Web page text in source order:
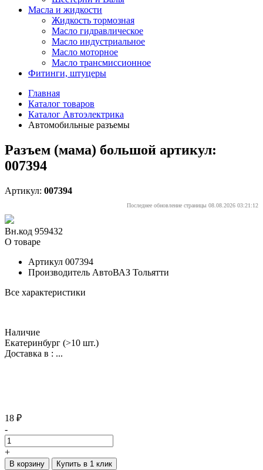
Масла и жидкости
Жидкость тормозная
Масло гидравлическое
Масло индустриальное
Масло моторное
Масло трансмиссионное
Фитинги, штуцеры
Главная
Каталог товаров
Каталог Автоэлектрика
Автомобильные разъемы
Разъем (мама) большой артикул:
007394
Артикул: 007394
Последнее обновление страницы 08.08.2026 03:21:12
Вн.код 959432
О товаре
Артикул 007394
Производитель АвтоВАЗ Тольятти
Все характеристики
Наличие
Екатеринбург (>10 шт.)
Доставка в : ...
18 ₽
-
+
В корзину Купить в 1 клик